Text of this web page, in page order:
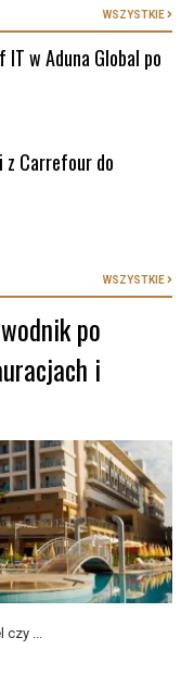
WSZYSTKIE
w Aduna Global po
z Carrefour do
WSZYSTKIE
po
i
...